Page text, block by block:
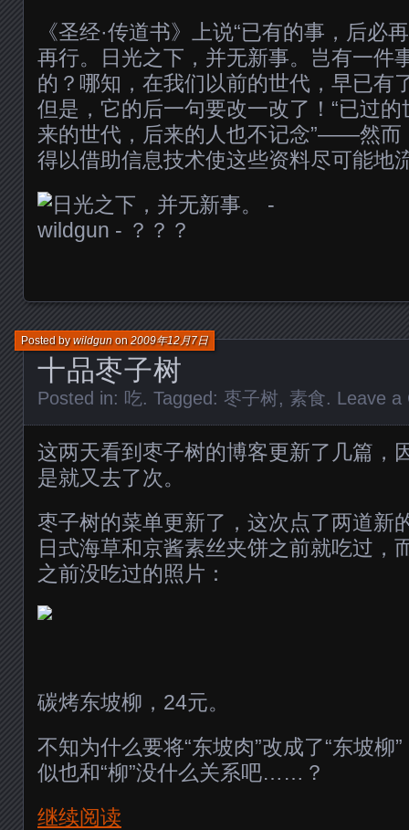
《圣经·传道书》上说“已有的事，后必
再行。日光之下，并无新事。岂有一件
的？哪知，在我们以前的世代，早已有
但是，它的后一句要改一改了！“已过
来的世代，后来的人也不记念”——然而
得以借助信息技术使这些资料尽可能地
十品枣子树
Posted bywildgunon2009年12月7日
Posted in: 吃. Tagged: 枣子树, 素食. Leave a
这两天看到枣子树的博客更新了几篇
是就又去了次。
枣子树的菜单更新了，这次点了两道新
日式海草和京酱素丝夹饼之前就吃过，
之前没吃过的照片：
碳烤东坡柳，24元。
不知为什么要将“东坡肉”改成了“东坡柳
似也和“柳”没什么关系吧……？
继续阅读